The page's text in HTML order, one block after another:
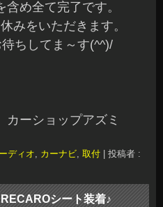
め全て完了です。
みをいただきます。
ちしてま～す(^^)/
ーショップアズミ
ディオ, カーナビ, 取付
投稿者 :
シート装着♪